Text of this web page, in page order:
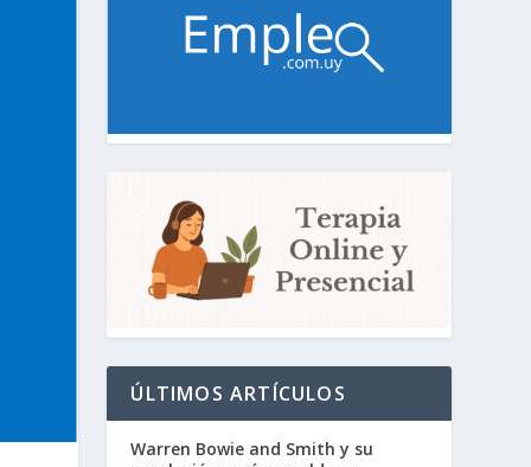
ÚLTIMOS ARTÍCULOS
Warren Bowie and Smith y su